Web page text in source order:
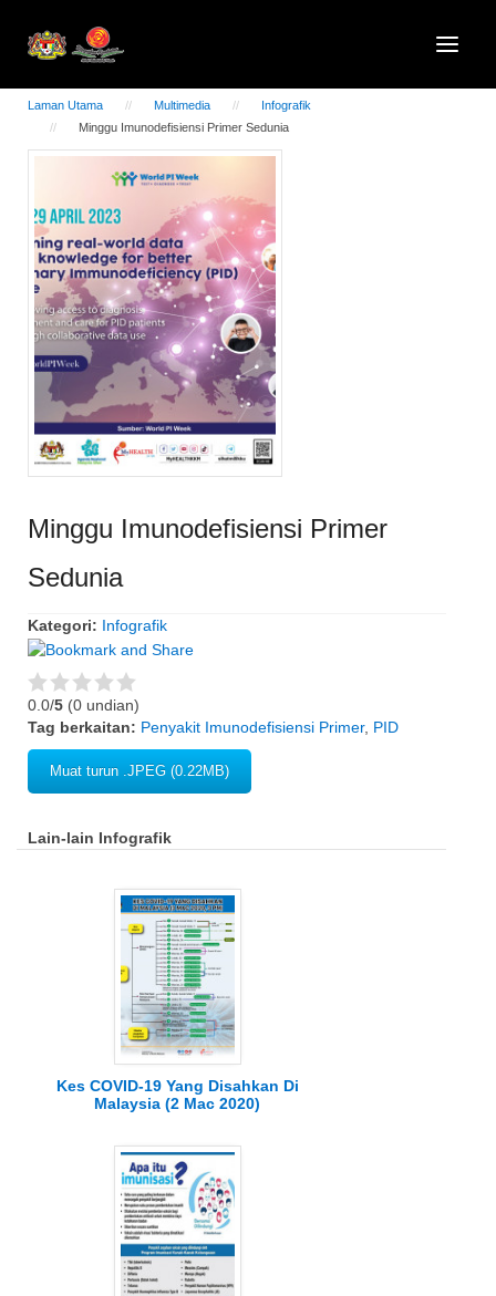
Laman Utama Multimedia
Infografik
Minggu Imunodefisiensi Primer Sedunia
Minggu Imunodefisiensi Primer
Sedunia
Kategori: Infografik
0.0/5 (0 undian)
Tag berkaitan: Penyakit Imunodefisiensi Primer, PID
Muat turun .JPEG (0.22MB)
Lain-lain Infografik
Kes COVID-19 Yang Disahkan Di
Malaysia (2 Mac 2020)